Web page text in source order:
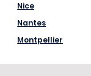
Nice
Nantes
Montpellier